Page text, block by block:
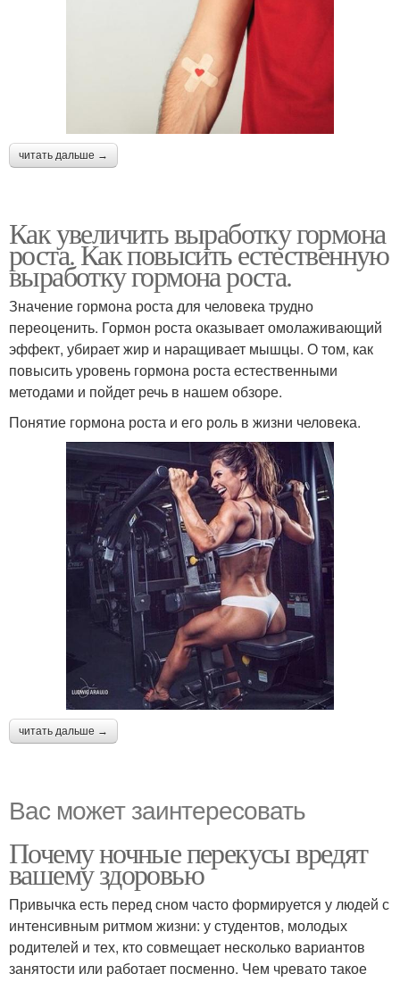
читать дальше →
Как увеличить выработку гормона
роста. Как повысить естественную
выработку гормона роста.
Значение гормона роста для человека трудно
переоценить. Гормон роста оказывает омолаживающий
эффект, убирает жир и наращивает мышцы. О том, как
повысить уровень гормона роста естественными
методами и пойдет речь в нашем обзоре.
Понятие гормона роста и его роль в жизни человека.
читать дальше →
Вас может заинтересовать
Почему ночные перекусы вредят
вашему здоровью
Привычка есть перед сном часто формируется у людей с
интенсивным ритмом жизни: у студентов, молодых
родителей и тех, кто совмещает несколько вариантов
занятости или работает посменно. Чем чревато такое